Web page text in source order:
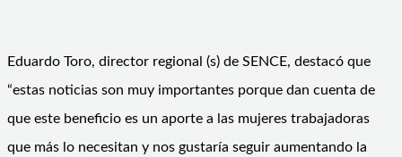
Eduardo Toro, director regional (s) de SENCE, destacó que
“estas noticias son muy importantes porque dan cuenta de
que este beneficio es un aporte a las mujeres trabajadoras
que más lo necesitan y nos gustaría seguir aumentando la